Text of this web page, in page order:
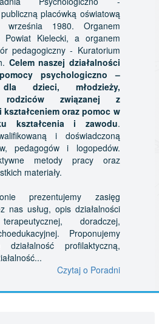
placówką oświatową
1980. Organem
Powiat Kielecki, a organem
pedagogiczny - Kuratorium
Celem naszej działalności
psychologiczno –
dla dzieci, młodzieży,
związanej z
oraz pomoc w
kształcenia i zawodu.
i doświadczoną
pedagogów i logopedów.
metody pracy oraz
materiały.
prezentujemy zasięg
nas usług, opis działalności
doradczej,
Proponujemy
profilaktyczną,
Czytaj o Poradni